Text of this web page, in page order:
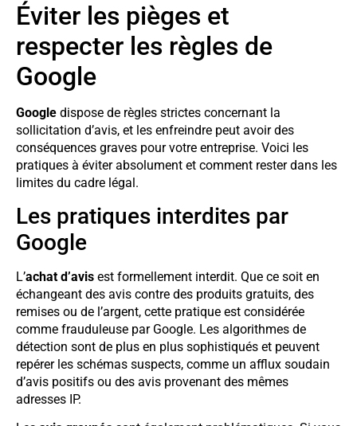
Éviter les pièges et
respecter les règles de
Google
Google dispose de règles strictes concernant la
sollicitation d’avis, et les enfreindre peut avoir des
conséquences graves pour votre entreprise. Voici les
pratiques à éviter absolument et comment rester dans les
limites du cadre légal.
Les pratiques interdites par
Google
L’achat d’avis est formellement interdit. Que ce soit en
échangeant des avis contre des produits gratuits, des
remises ou de l’argent, cette pratique est considérée
comme frauduleuse par Google. Les algorithmes de
détection sont de plus en plus sophistiqués et peuvent
repérer les schémas suspects, comme un afflux soudain
d’avis positifs ou des avis provenant des mêmes
adresses IP.